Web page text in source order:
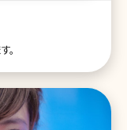
です。季節の変わり
乾燥や肌荒れが気
らぎ肌の方も必見の
ーゲンやエラスチン
。